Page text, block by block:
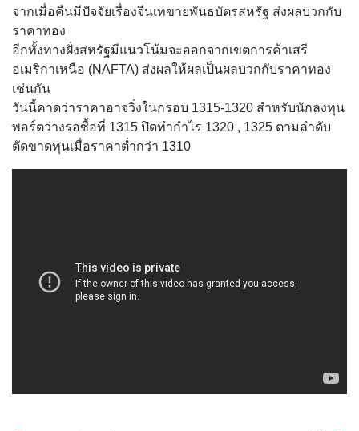
จากเมื่อคืนมีปัจจัยเรื่องจีนเทขายพันธบัตรสหรัฐ ส่งผลบวกกับ
ราคาทอง
อีกทั้งทางฝั่งสหรัฐมีแนวโน้มจะออกจากเขตการค้าเสรี
อเมริกาเหนือ (NAFTA) ส่งผลให้ผลเป็นผลบวกกับราคาทอง
เช่นกัน
วันนี้คาดว่าราคาอาจวิ่งในกรอบ 1315-1320 สำหรับนักลงทุน
พอร์ตว่างรอซื้อที่ 1315 ปิดทำกำไร 1320 , 1325 ตามลำดับ
ตัดขาดทุนเมื่อราคาต่ำกว่า 1310